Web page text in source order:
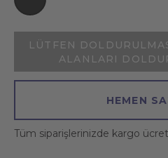
LÜTFEN
ALANLARI
HEMEN
Tüm siparişlerinizde kargo